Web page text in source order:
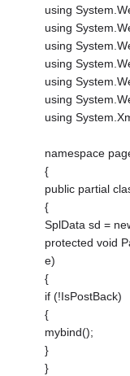
using
using
using
using
using
using
using
namespace
{
public partial
{
SplData sd =
protected void
e)
{
if (!IsPostBack)
{
mybind();
}
}